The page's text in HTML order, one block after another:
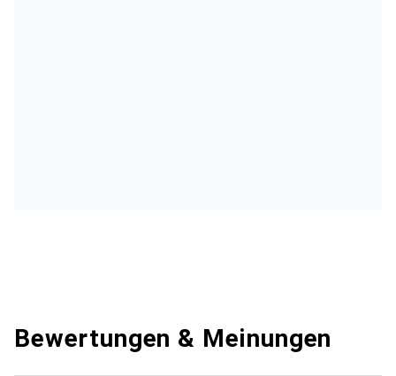
Bewertungen & Meinungen